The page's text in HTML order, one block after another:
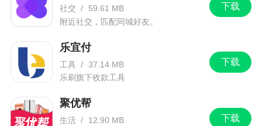
下载
社交 /
59.61 MB
附近社交，匹配同城好友。
下载
乐宜付
工具 / 37.14 MB
乐刷旗下收款工具
下载
聚优帮
生活 /
12.90 MB